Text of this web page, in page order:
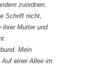
zuordnen.
Schrift nicht,
Mutter und
Mein
einer Allee im